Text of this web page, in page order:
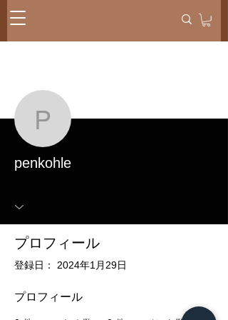
penkohle
penkohle
プロフィール
登録日： 2024年1月29日
プロフィール